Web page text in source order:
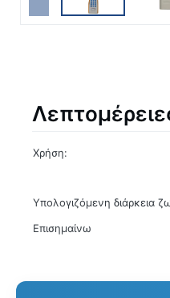
Χρήση:
Υπολογιζόμενη διάρκεια
προϊόντων:
Επισημαίνω